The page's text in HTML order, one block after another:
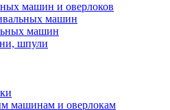
машин и оверлоков
машин
машин
шпули
машинам и оверлокам